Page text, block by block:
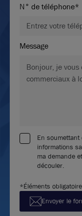
N° de téléphone*
Message
En
informations
ma demande
découler.
*Éléments
Envoyer le